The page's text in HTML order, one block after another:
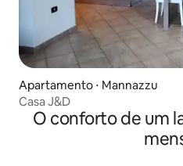
Apartamento ⋅ Mannazzu
Casa J&D
O conforto de um